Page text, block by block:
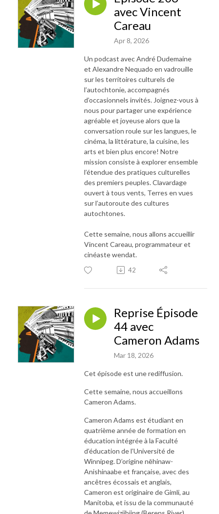
avec Vincent
Careau
Apr 8, 2026
Un podcast avec André Dudemaine
et Alexandre Nequado en vadrouille
sur les territoires culturels de
l’autochtonie, accompagnés
d’occasionnels invités. Joignez-vous à
nous pour partager une expérience
agréable et joyeuse alors que la
conversation roule sur les langues, le
cinéma, la littérature, la cuisine, les
arts et bien plus encore! Notre
mission consiste à explorer ensemble
l’étendue des pratiques culturelles
des premiers peuples. Clavardage
ouvert à tous vents, Terres en vues
sur l’autoroute des cultures
autochtones.
Cette semaine, nous allons accueillir
Vincent Careau, programmateur et
cinéaste wendat.
42
Reprise Épisode
44 avec
Cameron Adams
Mar 18, 2026
Cet épisode est une rediffusion.
Cette semaine, nous accueillons
Cameron Adams.
Cameron Adams est étudiant en
quatrième année de formation en
éducation intégrée à la Faculté
d’éducation de l’Université de
Winnipeg. D’origine nēhinaw-
Anishinaabe et française, avec des
ancêtres écossais et anglais,
Cameron est originaire de Gimli, au
Manitoba, et issu de la communauté